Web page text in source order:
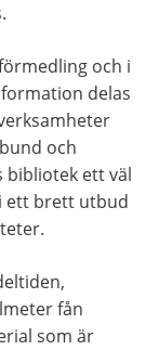
och i
delas
och
bibliotek ett väl
ett brett utbud
fån
som är